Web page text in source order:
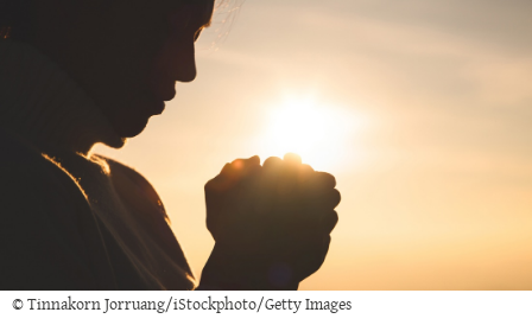
© Tinnakorn Jorruang/iStockphoto/Getty Images